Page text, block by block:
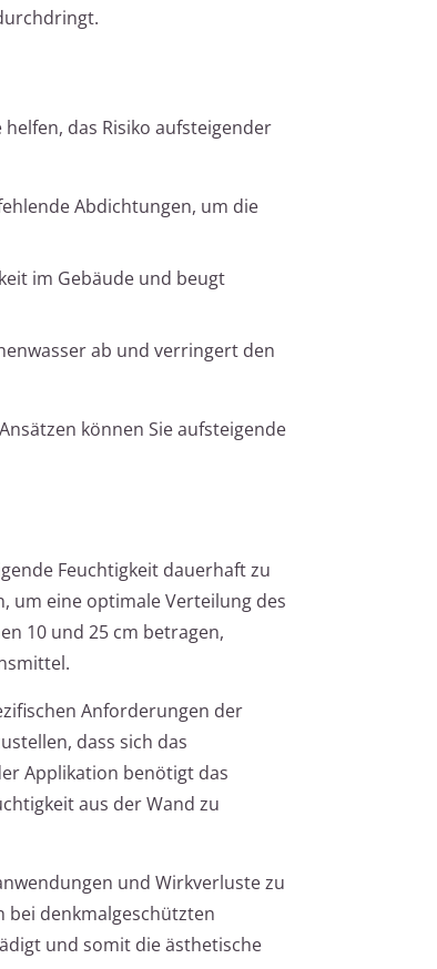
das Risiko aufsteigender
Abdichtungen, um die
im Gebäude und beugt
ab und verringert den
können Sie aufsteigende
Feuchtigkeit dauerhaft zu
um eine optimale Verteilung des
10 und 25 cm betragen,
Anforderungen der
dass sich das
Applikation benötigt das
aus der Wand zu
und Wirkverluste zu
bei denkmalgeschützten
und somit die ästhetische